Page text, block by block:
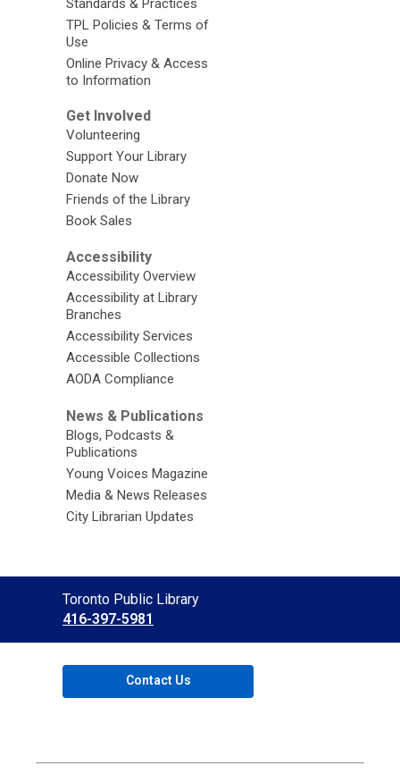
TPL Policies & Terms of
Use
Online Privacy & Access
to Information
Get Involved
Volunteering
Support Your Library
Donate Now
Friends of the Library
Book Sales
Accessibility
Accessibility Overview
Accessibility at Library
Branches
Accessibility Services
Accessible Collections
AODA Compliance
News & Publications
Blogs, Podcasts &
Publications
Young Voices Magazine
Media & News Releases
City Librarian Updates
Contact
the
Library
Toronto Public Library
416-397-5981
Contact Us